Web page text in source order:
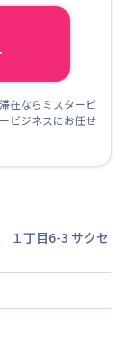
在ならミスタービ
ビジネスにお任せ
１丁目6-3 サクセ